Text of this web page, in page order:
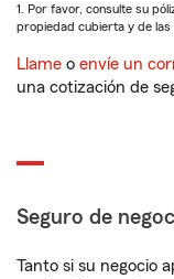
1. Por favor, consulte su
propiedad cubierta y de las
Llame o envíe un
una cotización de
Seguro de
Tanto si su negocio